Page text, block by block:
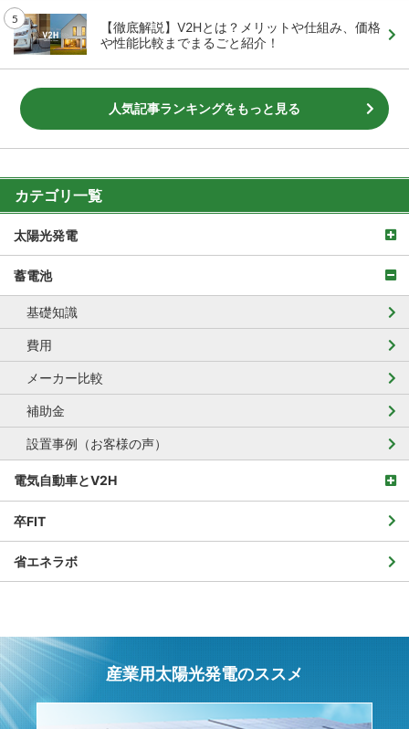
【徹底解説】V2Hとは？メリットや仕組み、価格
や性能比較までまるごと紹介！
人気記事ランキングをもっと見る
カテゴリ一覧
太陽光発電
蓄電池
基礎知識
費用
メーカー比較
補助金
設置事例（お客様の声）
電気自動車とV2H
卒FIT
省エネラボ
産業用太陽光発電のススメ